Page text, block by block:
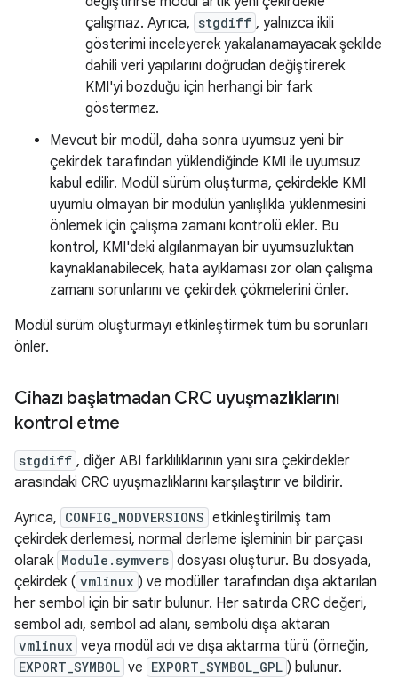
çalışmaz. Ayrıca, stgdiff , yalnızca ikili
gösterimi inceleyerek yakalanamayacak şekilde
dahili veri yapılarını doğrudan değiştirerek
KMI'yi bozduğu için herhangi bir fark
göstermez.
Mevcut bir modül, daha sonra uyumsuz yeni bir
çekirdek tarafından yüklendiğinde KMI ile uyumsuz
kabul edilir. Modül sürüm oluşturma, çekirdekle KMI
uyumlu olmayan bir modülün yanlışlıkla yüklenmesini
önlemek için çalışma zamanı kontrolü ekler. Bu
kontrol, KMI'deki algılanmayan bir uyumsuzluktan
kaynaklanabilecek, hata ayıklaması zor olan çalışma
zamanı sorunlarını ve çekirdek çökmelerini önler.
Modül sürüm oluşturmayı etkinleştirmek tüm bu sorunları
önler.
Cihazı başlatmadan CRC uyuşmazlıklarını
kontrol etme
stgdiff , diğer ABI farklılıklarının yanı sıra çekirdekler
arasındaki CRC uyuşmazlıklarını karşılaştırır ve bildirir.
Ayrıca, CONFIG_MODVERSIONS etkinleştirilmiş tam
çekirdek derlemesi, normal derleme işleminin bir parçası
olarak Module.symvers dosyası oluşturur. Bu dosyada,
çekirdek ( vmlinux ) ve modüller tarafından dışa aktarılan
her sembol için bir satır bulunur. Her satırda CRC değeri,
sembol adı, sembol ad alanı, sembolü dışa aktaran
vmlinux veya modül adı ve dışa aktarma türü (örneğin,
EXPORT_SYMBOL ve EXPORT_SYMBOL_GPL ) bulunur.